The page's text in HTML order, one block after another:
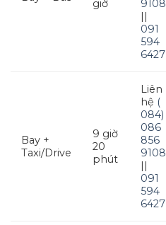
giờ
9108
091
594
6427
Bay +
Taxi/Drive
9 giờ
20
phút
Liên
hệ (
084)
086
856
9108
091
594
6427